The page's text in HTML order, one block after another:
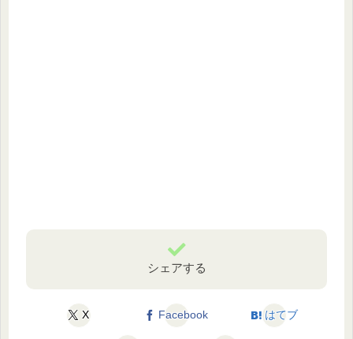
シェアする
X Facebook はてブ